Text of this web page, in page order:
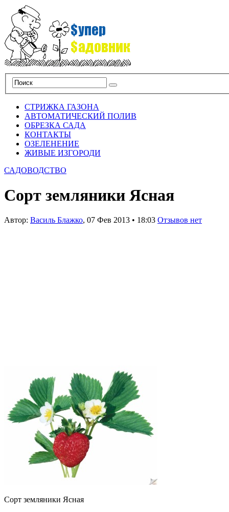
СТРИЖКА ГАЗОНА
АВТОМАТИЧЕСКИЙ ПОЛИВ
ОБРЕЗКА САДА
КОНТАКТЫ
ОЗЕЛЕНЕНИЕ
ЖИВЫЕ ИЗГОРОДИ
САДОВОДСТВО
Сорт земляники Ясная
Автор: Василь Блажко, 07 Фев 2013 • 18:03 Отзывов нет
Сорт земляники Ясная